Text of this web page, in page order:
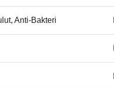
Anti-Bakteri